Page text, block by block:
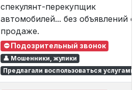
спекулянт-перекупщик
автомобилей... без объявлений о
продаже.
⛔ Подозрительный звонок
👤 Мошенники, жулики
Предлагали воспользоваться услугами